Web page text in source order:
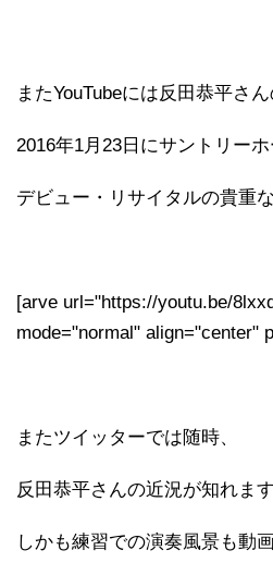
またYouTubeには反田恭平さん
2016年1月23日にサントリー
デビュー・リサイタルの貴重
[arve url="https://youtu.be/
mode="normal" align="center"
またツイッターでは随時、
反田恭平さんの近況が知れます
しかも練習での演奏風景も動